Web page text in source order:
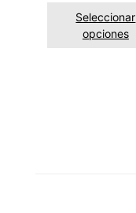
Seleccionar
opciones